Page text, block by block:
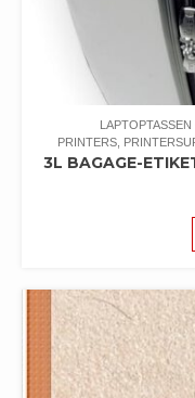
LAPTOPTASSEN
PRINTERS,
3L BAGAGE-